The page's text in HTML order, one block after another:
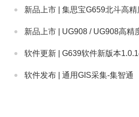
新品上市 | 集思宝G659北斗高精度手持
新品上市 | UG908 / UG908高精度
软件更新 | G639软件新版本
软件发布 | 通用GIS采集-集智通